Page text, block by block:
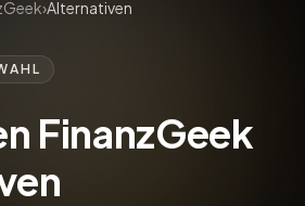
›Alternativen
FinanzGeek